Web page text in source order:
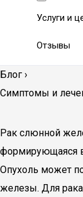
Услуги и
Отзывы
Блог ›
Симптомы и
Рак слюнной
формирующаяся
Опухоль может
железы. Для